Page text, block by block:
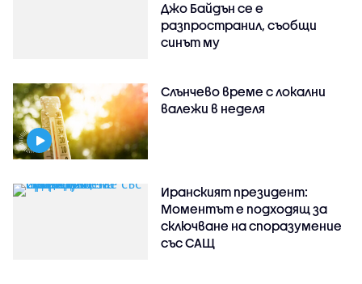
Джо Байдън се е
разпространил, съобщи
синът му
Слънчево време с локални
валежи в неделя
Иранският президент:
Моментът е подходящ за
сключване на споразумение
със САЩ